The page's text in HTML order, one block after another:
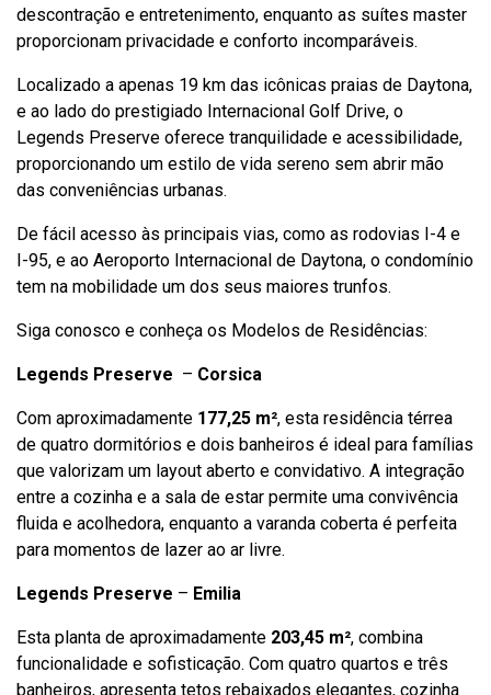
descontração e entretenimento, enquanto as suítes master
proporcionam privacidade e conforto incomparáveis.
Localizado a apenas 19 km das icônicas praias de Daytona,
e ao lado do prestigiado Internacional Golf Drive, o
Legends Preserve oferece tranquilidade e acessibilidade,
proporcionando um estilo de vida sereno sem abrir mão
das conveniências urbanas.
De fácil acesso às principais vias, como as rodovias I-4 e
I-95, e ao Aeroporto Internacional de Daytona, o condomínio
tem na mobilidade um dos seus maiores trunfos.
Siga conosco e conheça os Modelos de Residências:
Legends Preserve – Corsica
Com aproximadamente 177,25 m², esta residência térrea
de quatro dormitórios e dois banheiros é ideal para famílias
que valorizam um layout aberto e convidativo. A integração
entre a cozinha e a sala de estar permite uma convivência
fluida e acolhedora, enquanto a varanda coberta é perfeita
para momentos de lazer ao ar livre.
Legends Preserve – Emilia
Esta planta de aproximadamente 203,45 m², combina
funcionalidade e sofisticação. Com quatro quartos e três
banheiros, apresenta tetos rebaixados elegantes, cozinha